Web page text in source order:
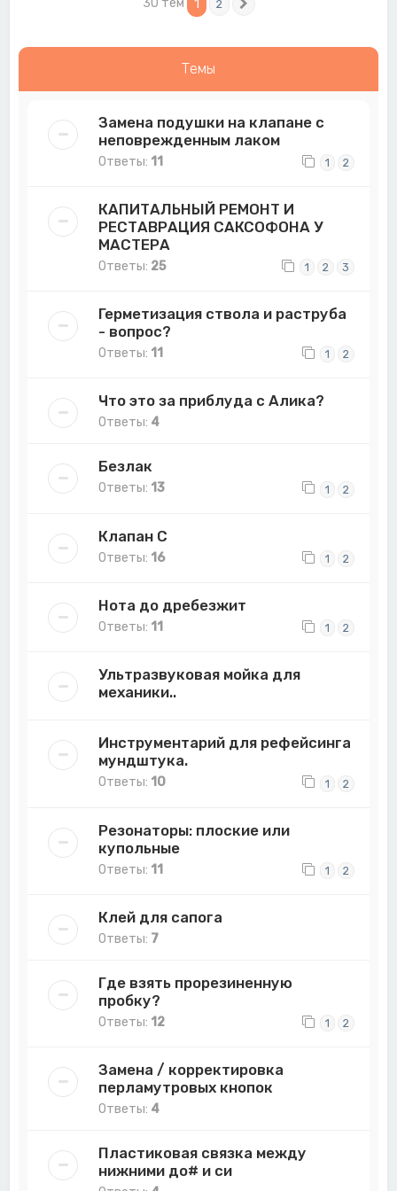
1 2
Темы
Замена подушки на клапане с
неповрежденным лаком
Ответы: 11 1 2
КАПИТАЛЬНЫЙ РЕМОНТ И
РЕСТАВРАЦИЯ САКСОФОНА У
МАСТЕРА
Ответы: 25 1 2 3
Герметизация ствола и раструба
- вопрос?
Ответы: 11 1 2
Что это за приблуда с Алика?
Ответы: 4
Безлак
Ответы: 13 1 2
Клапан С
Ответы: 16 1 2
Нота до дребезжит
Ответы: 11 1 2
Ультразвуковая мойка для
механики..
Инструментарий для рефейсинга
мундштука.
Ответы: 10 1 2
Резонаторы: плоские или
купольные
Ответы: 11 1 2
Клей для сапога
Ответы: 7
Где взять прорезиненную
пробку?
Ответы: 12 1 2
Замена / корректировка
перламутровых кнопок
Ответы: 4
Пластиковая связка между
нижними до# и си